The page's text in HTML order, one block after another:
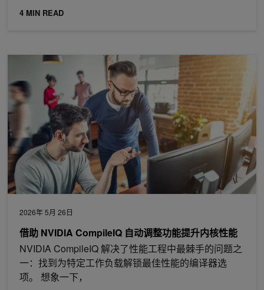
4 MIN READ
2026年 5月 26日
借助 NVIDIA CompileIQ 自动调整功能提升内核性能
NVIDIA CompileIQ 解决了性能工程中最棘手的问题之
一：找到为特定工作负载解锁最佳性能的编译器选
项。 想象一下，
借助 NVIDIA CompileIQ 自动调整功能提升内核性能